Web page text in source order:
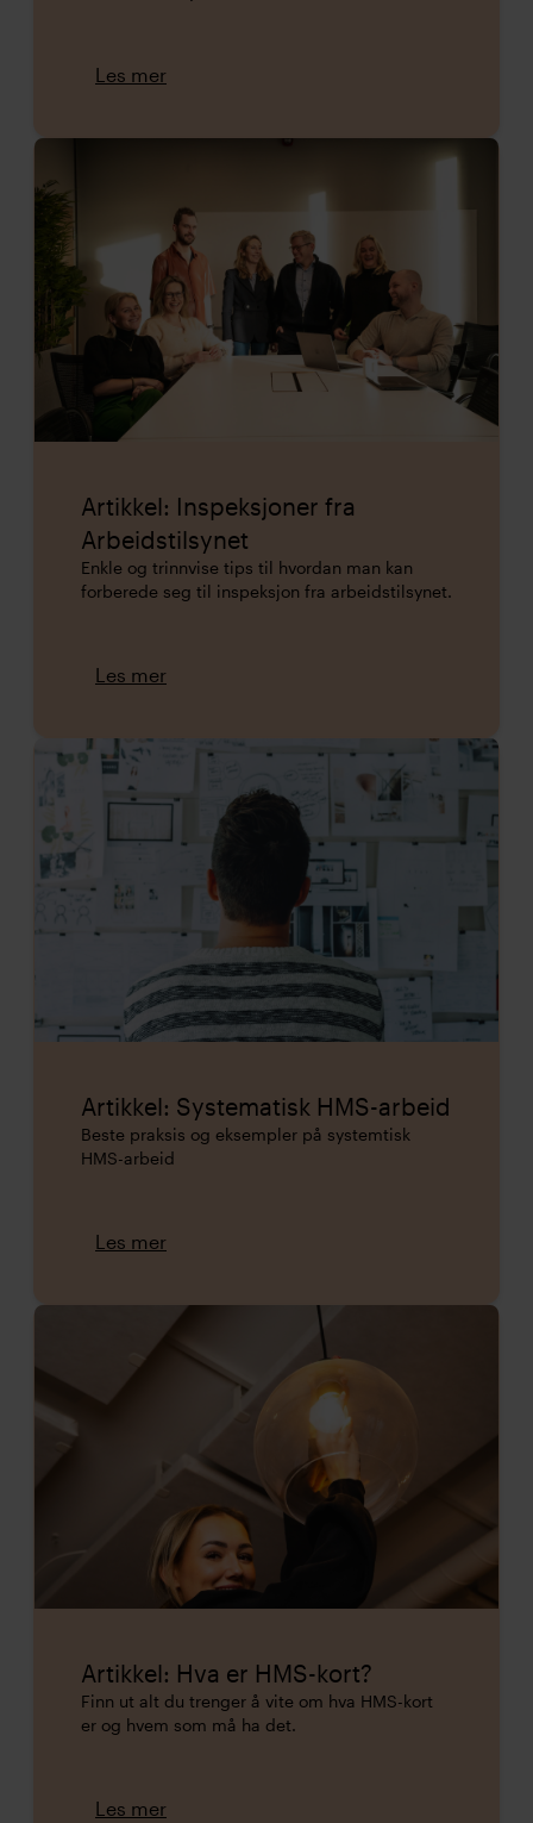
Les mer
Artikkel: Inspeksjoner fra
Arbeidstilsynet
Enkle og trinnvise tips til hvordan man kan
forberede seg til inspeksjon fra arbeidstilsynet.
Les mer
Artikkel: Systematisk HMS-arbeid
Beste praksis og eksempler på systemtisk
HMS-arbeid
Les mer
Artikkel: Hva er HMS-kort?
Finn ut alt du trenger å vite om hva HMS-kort
er og hvem som må ha det.
Les mer